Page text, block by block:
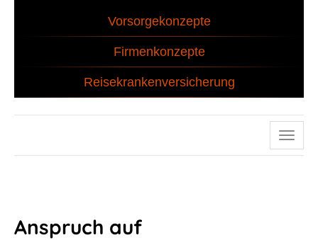
Vorsorgekonzepte
Firmenkonzepte
Reisekrankenversicherung
ein-/
Anspruch auf